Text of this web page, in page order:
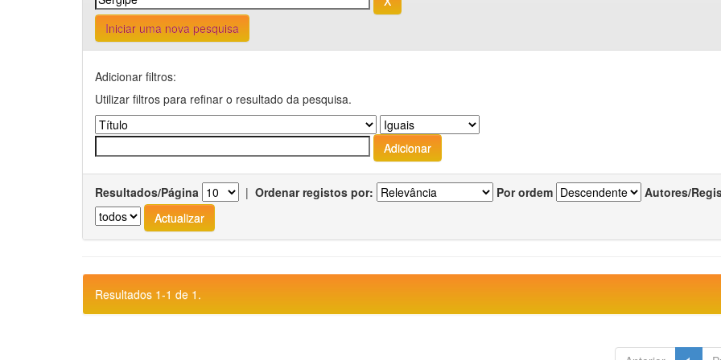
Iniciar uma nova pesquisa
Adicionar filtros:
Utilizar filtros para refinar o resultado da pesquisa.
Resultados/Página | Ordenar registos por: Por ordem Autores/
Resultados 1-1 de 1.